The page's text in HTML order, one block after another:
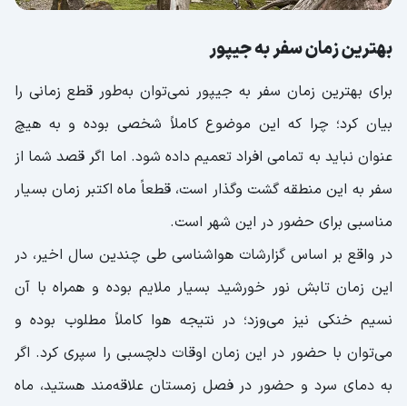
بهترین زمان سفر به جیپور
برای بهترین زمان سفر به جیپور نمی‌توان به‌طور قطع زمانی را
بیان کرد؛ چرا که این موضوع کاملاً شخصی بوده و به هیچ
عنوان نباید به تمامی افراد تعمیم داده شود. اما اگر قصد شما از
سفر به این منطقه گشت و‌گذار است، قطعاً ماه اکتبر زمان بسیار
مناسبی برای حضور در این شهر است.
در واقع بر اساس گزارشات هواشناسی طی چندین سال اخیر، در
این زمان تابش نور خورشید بسیار ملایم بوده و همراه با آن
نسیم خنکی نیز می‌وزد؛ در نتیجه هوا کاملاً مطلوب بوده و
می‌توان با حضور در این زمان اوقات دلچسبی را سپری کرد. اگر
به دمای سرد و حضور در فصل زمستان علاقه‌مند هستید، ماه